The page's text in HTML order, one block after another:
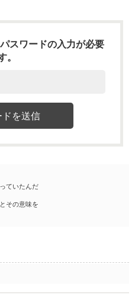
スワードの入力が必要
。
ていたんだ
その意味を